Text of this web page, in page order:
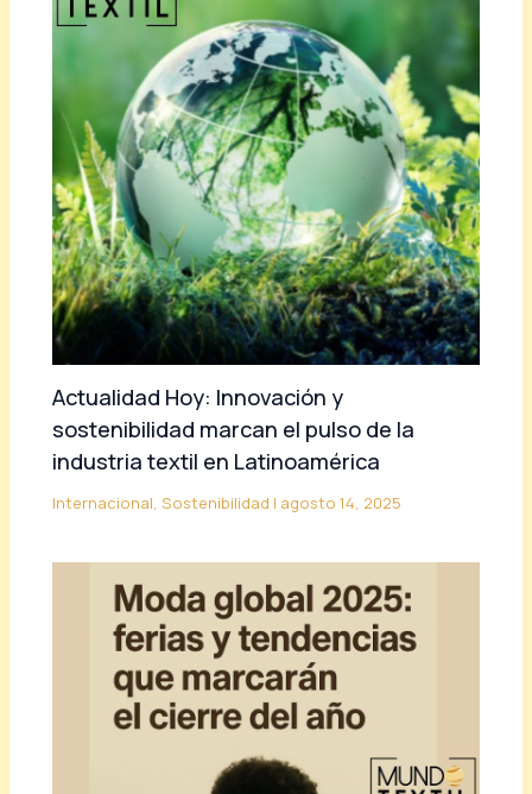
Actualidad Hoy: Innovación y
sostenibilidad marcan el pulso de la
industria textil en Latinoamérica
Internacional,Sostenibilidad | agosto 14, 2025